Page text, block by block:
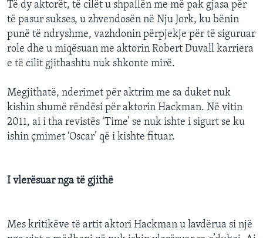
Të dy aktorët, të cilët u shpallën me më pak gjasa për
të pasur sukses, u zhvendosën në Nju Jork, ku bënin
punë të ndryshme, vazhdonin përpjekje për të siguruar
role dhe u miqësuan me aktorin Robert Duvall karriera
e të cilit gjithashtu nuk shkonte mirë.
Megjithatë, nderimet për aktrim me sa duket nuk
kishin shumë rëndësi për aktorin Hackman. Në vitin
2011, ai i tha revistës ‘Time’ se nuk ishte i sigurt se ku
ishin çmimet ‘Oscar’ që i kishte fituar.
I vlerësuar nga të gjithë
Mes kritikëve të artit aktori Hackman u lavdërua si një